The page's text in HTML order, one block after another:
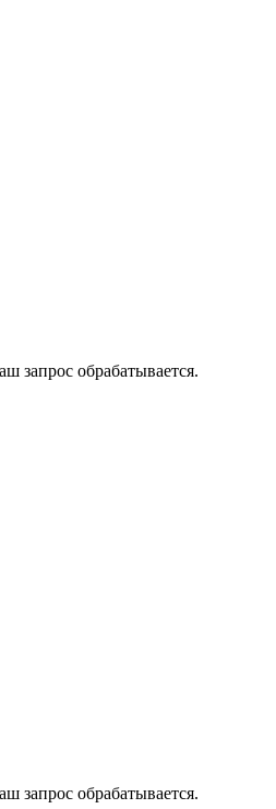
запрос обрабатывается.
запрос обрабатывается.